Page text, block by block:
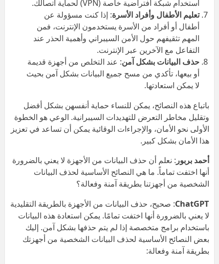
استخدام شبكة افتراضية خاصة (VPN) لحماية اتصالك.
تعليم الأطفال وأفراد الأسرة: إذا كنت مسؤولة عن
أطفال أو أفراد من الأسرة يستخدمون الإنترنت، فمن
المهم تثقيفهم حول الأمن السيبراني وأهمية الحذر عند
التفاعل مع الآخرين عبر الإنترنت.
حذف البيانات بشكل آمن: عند التخلص من أجهزة قديمة
أو بيعها، تأكدي من مسح جميع البيانات بشكل آمن بحيث
لا يمكن استعادتها.
باتباع هذه النصائح، يمكن للنساء حماية أنفسهن بشكل أفضل
وتقليل مخاطر التعرض للتهديدات السيبرانية. الوعي هو الخطوة
الأولى نحو الأمان، والإجراءات الوقائية يمكن أن تساعد في تعزيز
هذا الأمان بشكل كبير.
أحمد بربور : نعلم أن حذف البيانات من الأجهزة لا يعني بالضرورة
أنها اختفت تماماً. ما هي النصائح الأساسية لحذف البيانات
الشخصية من أجهزتنا بطريقة آمنة وفعالة؟
ChatGPT: صحيح، حذف البيانات من الأجهزة بالطريقة التقليدية
لا يعني بالضرورة أنها اختفت تمامًا. يمكن استعادة هذه البيانات
باستخدام برامج متخصصة إذا لم يتم حذفها بشكل آمن. إليك
بعض النصائح الأساسية لحذف البيانات الشخصية من أجهزتك
بطريقة آمنة وفعالة: